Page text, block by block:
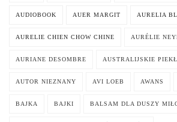
AUDIOBOOK AUER MARGIT AURELIA
AURELIE CHIEN CHOW CHINE AURÉLIE
AURIANE DESOMBRE AUSTRALIJSKIE
AUTOR NIEZNANY AVI LOEB AWANS
BAJKA BAJKI BALSAM DLA DUSZY